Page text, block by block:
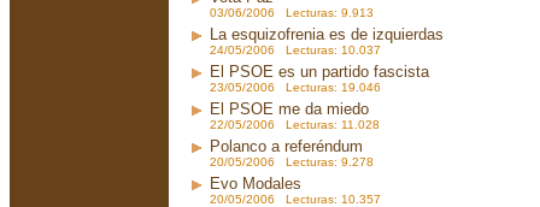
03/06/2006 Lecturas: 9.913
La esquizofrenia es de izquierdas
24/05/2006 Lecturas: 10.037
El PSOE es un partido fascista
23/05/2006 Lecturas: 19.046
El PSOE me da miedo
22/05/2006 Lecturas: 11.028
Polanco a referéndum
20/05/2006 Lecturas: 9.278
Evo Modales
20/05/2006 Lecturas: 10.357